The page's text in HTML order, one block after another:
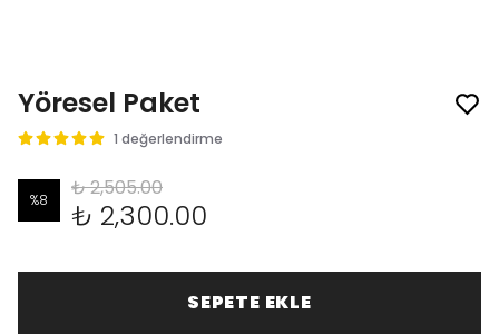
Yöresel Paket
1 değerlendirme
%8 ₺ 2,505.00
₺ 2,300.00
SEPETE EKLE